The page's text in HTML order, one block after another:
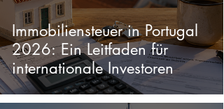
Immobiliensteuer in Portugal
2026: Ein Leitfaden für
internationale Investoren